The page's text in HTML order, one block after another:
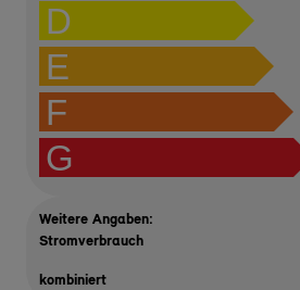
D
E
F
G
Weitere Angaben:
Stromverbrauch
kombiniert